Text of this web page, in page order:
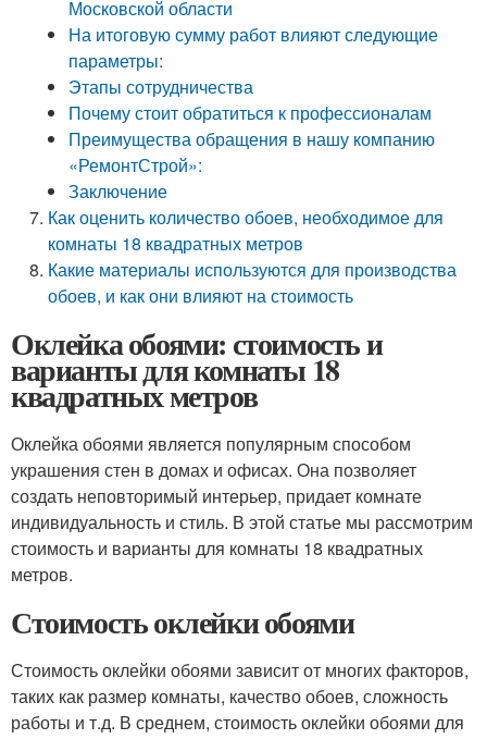
Московской области
На итоговую сумму работ влияют следующие
параметры:
Этапы сотрудничества
Почему стоит обратиться к профессионалам
Преимущества обращения в нашу компанию
«РемонтСтрой»:
Заключение
Как оценить количество обоев, необходимое для
комнаты 18 квадратных метров
Какие материалы используются для производства
обоев, и как они влияют на стоимость
Оклейка обоями: стоимость и
варианты для комнаты 18
квадратных метров
Оклейка обоями является популярным способом
украшения стен в домах и офисах. Она позволяет
создать неповторимый интерьер, придает комнате
индивидуальность и стиль. В этой статье мы рассмотрим
стоимость и варианты для комнаты 18 квадратных
метров.
Стоимость оклейки обоями
Стоимость оклейки обоями зависит от многих факторов,
таких как размер комнаты, качество обоев, сложность
работы и т.д. В среднем, стоимость оклейки обоями для